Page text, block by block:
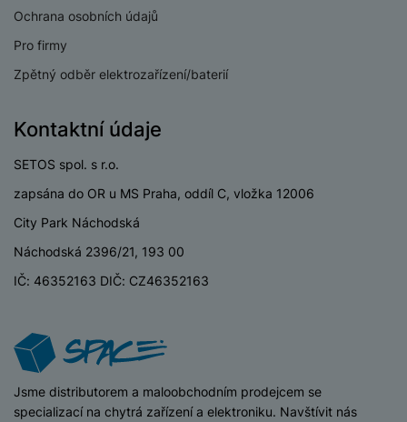
Ochrana osobních údajů
Pro firmy
Zpětný odběr elektrozařízení/baterií
Kontaktní údaje
SETOS spol. s r.o.
zapsána do OR u MS Praha, oddíl C, vložka 12006
City Park Náchodská
Náchodská 2396/21, 193 00
IČ: 46352163 DIČ: CZ46352163
iSpace
Jsme distributorem a maloobchodním prodejcem se
specializací na chytrá zařízení a elektroniku. Navštívit nás